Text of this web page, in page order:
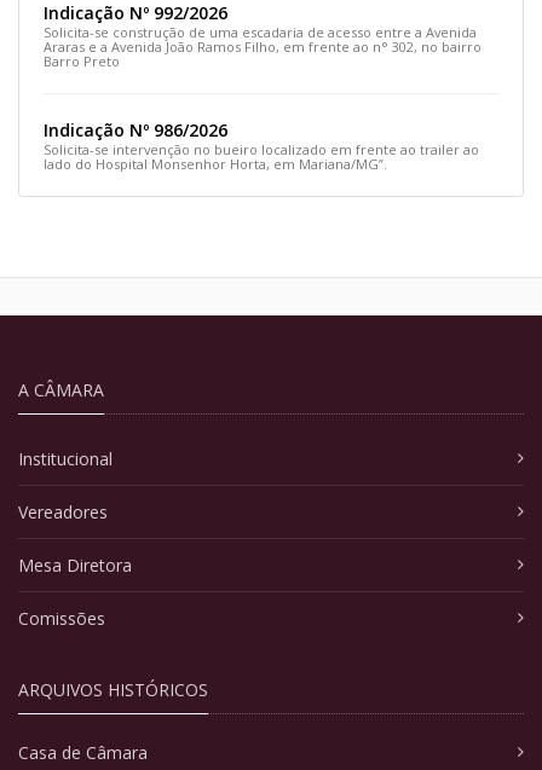
Indicação Nº 992/2026
Solicita-se construção de uma escadaria de acesso entre a Avenida
Araras e a Avenida João Ramos Filho, em frente ao n° 302, no bairro
Barro Preto
Indicação Nº 986/2026
Solicita-se intervenção no bueiro localizado em frente ao trailer ao
lado do Hospital Monsenhor Horta, em Mariana/MG”.
A CÂMARA
Institucional
Vereadores
Mesa Diretora
Comissões
ARQUIVOS HISTÓRICOS
Casa de Câmara